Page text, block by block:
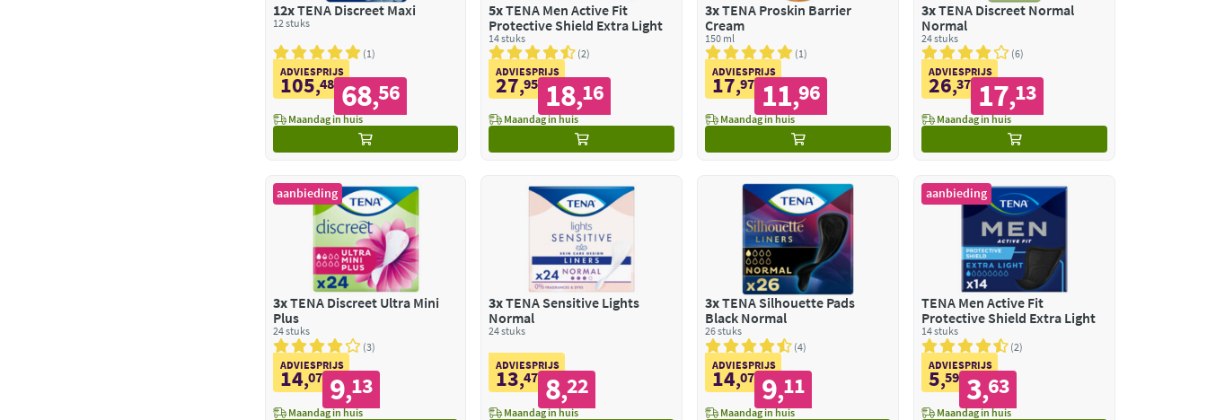
12xTENA Discreet Maxi
12 stuks
1
ADVIESPRIJS
105,48 68,56
Maandag in huis
5xTENA Men Active Fit
Protective Shield Extra Light
14 stuks
2
ADVIESPRIJS
27,95 18,16
Maandag in huis
3xTENA Proskin Barrier
Cream
150 ml
1
ADVIESPRIJS
17,97 11,96
Maandag in huis
3xTENA Discreet Normal
Normal
24 stuks
6
ADVIESPRIJS
26,37 17,13
Maandag in huis
aanbieding
3xTENA Discreet Ultra Mini
Plus
24 stuks
3
ADVIESPRIJS
14,07 9,13
Maandag in huis
3xTENA Sensitive Lights
Normal
24 stuks
ADVIESPRIJS
13,47 8,22
Maandag in huis
3xTENA Silhouette Pads
Black Normal
26 stuks
4
ADVIESPRIJS
14,07 9,11
Maandag in huis
aanbieding
TENA Men Active Fit
Protective Shield Extra Light
14 stuks
2
ADVIESPRIJS
5,59 3,63
Maandag in huis